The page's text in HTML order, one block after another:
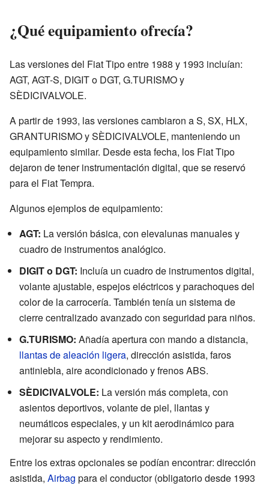
¿Qué equipamiento ofrecía?
Las versiones del Fiat Tipo entre 1988 y 1993 incluían:
AGT, AGT-S, DIGIT o DGT, G.TURISMO y
SÈDICIVALVOLE.
A partir de 1993, las versiones cambiaron a S, SX, HLX,
GRANTURISMO y SÈDICIVALVOLE, manteniendo un
equipamiento similar. Desde esta fecha, los Fiat Tipo
dejaron de tener instrumentación digital, que se reservó
para el Fiat Tempra.
Algunos ejemplos de equipamiento:
AGT: La versión básica, con elevalunas manuales y
cuadro de instrumentos analógico.
DIGIT o DGT: Incluía un cuadro de instrumentos digital,
volante ajustable, espejos eléctricos y parachoques del
color de la carrocería. También tenía un sistema de
cierre centralizado avanzado con seguridad para niños.
G.TURISMO: Añadía apertura con mando a distancia,
llantas de aleación ligera, dirección asistida, faros
antiniebla, aire acondicionado y frenos ABS.
SÈDICIVALVOLE: La versión más completa, con
asientos deportivos, volante de piel, llantas y
neumáticos especiales, y un kit aerodinámico para
mejorar su aspecto y rendimiento.
Entre los extras opcionales se podían encontrar: dirección
asistida, Airbag para el conductor (obligatorio desde 1993